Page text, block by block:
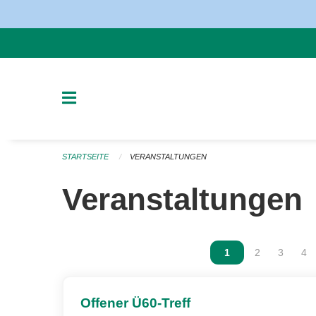
STARTSEITE VERANSTALTUNGEN
Veranstaltungen
Vous êtes sur la
1 Vous êtes
2 Vous
3 4
Offener Ü60-Treff